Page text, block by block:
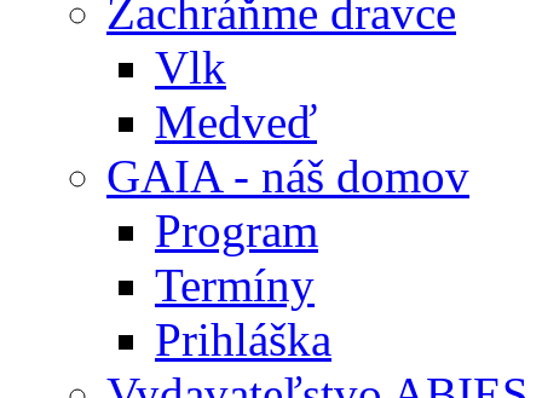
Zachráňme dravce
Vlk
Medveď
GAIA - náš domov
Program
Termíny
Prihláška